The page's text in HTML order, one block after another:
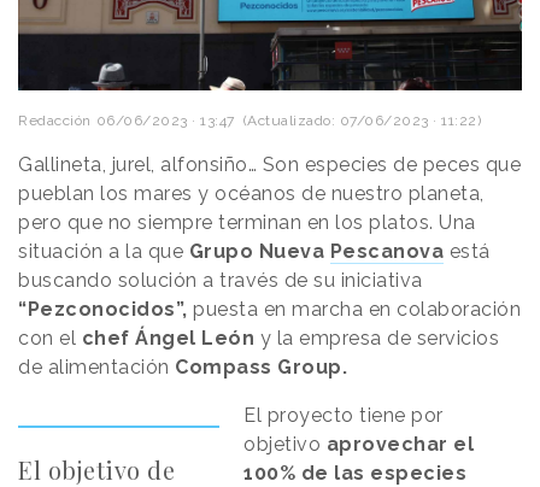
Redacción 06/06/2023 · 13:47 (Actualizado: 07/06/2023 · 11:22)
Gallineta, jurel, alfonsiño… Son especies de peces que
pueblan los mares y océanos de nuestro planeta,
pero que no siempre terminan en los platos. Una
situación a la que Grupo Nueva Pescanova está
buscando solución a través de su iniciativa
“Pezconocidos”, puesta en marcha en colaboración
con el chef Ángel León y la empresa de servicios
de alimentación Compass Group.
El objetivo de
El proyecto tiene por
objetivo aprovechar el
100% de las especies